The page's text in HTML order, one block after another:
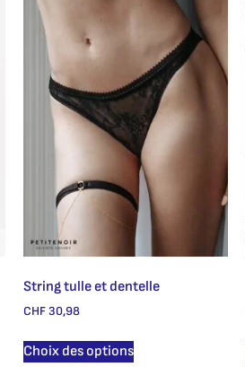
String tulle et dentelle
CHF30,98
Choix des options